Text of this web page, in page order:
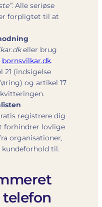
. Alle seriøse
forpligtet til at
eller brug
bornsvilkar.dk.
21 (indsigelse
og artikel 17
registrere dig
forhindrer lovlige
organisationer,
kundeforhold til.